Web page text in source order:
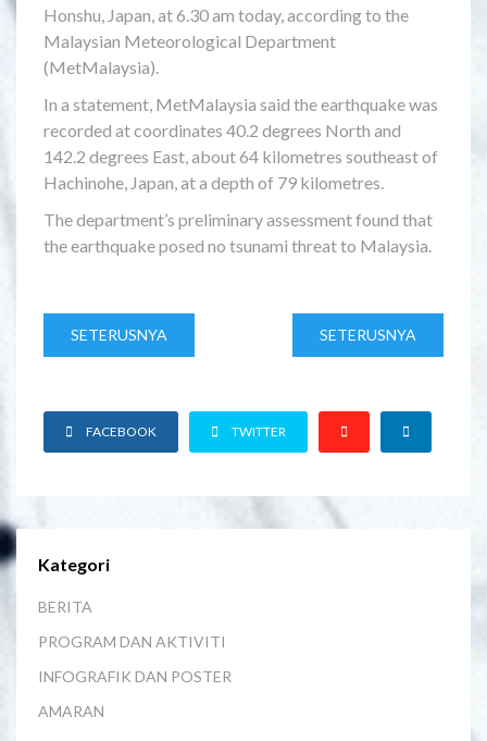
Honshu, Japan, at 6.30 am today, according to the
Malaysian Meteorological Department
(MetMalaysia).
In a statement, MetMalaysia said the earthquake was
recorded at coordinates 40.2 degrees North and
142.2 degrees East, about 64 kilometres southeast of
Hachinohe, Japan, at a depth of 79 kilometres.
The department’s preliminary assessment found that
the earthquake posed no tsunami threat to Malaysia.
SETERUSNYA SETERUSNYA
FACEBOOK TWITTER
Kategori
BERITA
PROGRAM DAN AKTIVITI
INFOGRAFIK DAN POSTER
AMARAN